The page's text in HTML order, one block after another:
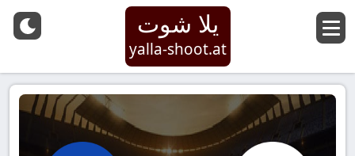
يلا شوت
yalla-shoot.at